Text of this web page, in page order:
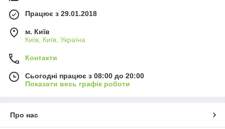
Працює з 29.01.2018
м. Київ
Київ, Київ, Україна
Контакти
Сьогодні працює з 08:00 до 20:00
Показати весь графік роботи
Про нас